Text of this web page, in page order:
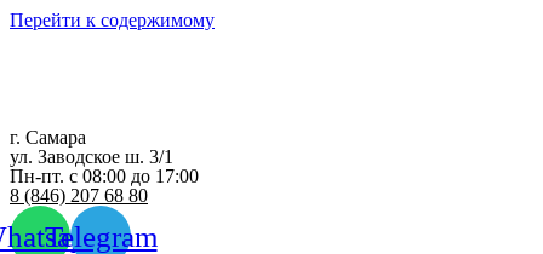
Перейти к содержимому
г. Самара
ул. Заводское ш. 3/1
Пн-пт. с 08:00 до 17:00
8 (846) 207 68 80
Telegram